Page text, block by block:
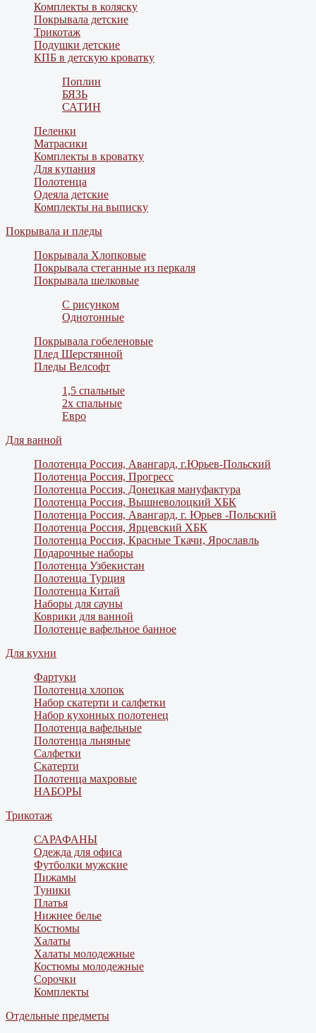
Комплекты в коляску
Покрывала детские
Трикотаж
Подушки детские
КПБ в детскую кроватку
Поплин
БЯЗЬ
САТИН
Пеленки
Матрасики
Комплекты в кроватку
Для купания
Полотенца
Одеяла детские
Комплекты на выписку
Покрывала и пледы
Покрывала Хлопковые
Покрывала стеганные из перкаля
Покрывала шелковые
С рисунком
Однотонные
Покрывала гобеленовые
Плед Шерстянной
Пледы Велсофт
1,5 спальные
2х спальные
Евро
Для ванной
Полотенца Россия, Авангард, г.Юрьев-Польский
Полотенца Россия, Прогресс
Полотенца Россия, Донецкая мануфактура
Полотенца Россия, Вышневолоцкий ХБК
Полотенца Россия, Авангард, г. Юрьев -Польский
Полотенца Россия, Ярцевский ХБК
Полотенца Россия, Красные Ткачи, Ярославль
Подарочные наборы
Полотенца Узбекистан
Полотенца Турция
Полотенца Китай
Наборы для сауны
Коврики для ванной
Полотенце вафельное банное
Для кухни
Фартуки
Полотенца хлопок
Набор скатерти и салфетки
Набор кухонных полотенец
Полотенца вафельные
Полотенца льняные
Салфетки
Скатерти
Полотенца махровые
НАБОРЫ
Трикотаж
САРАФАНЫ
Одежда для офиса
Футболки мужские
Пижамы
Туники
Платья
Нижнее белье
Костюмы
Халаты
Халаты молодежные
Костюмы молодежные
Сорочки
Комплекты
Отдельные предметы